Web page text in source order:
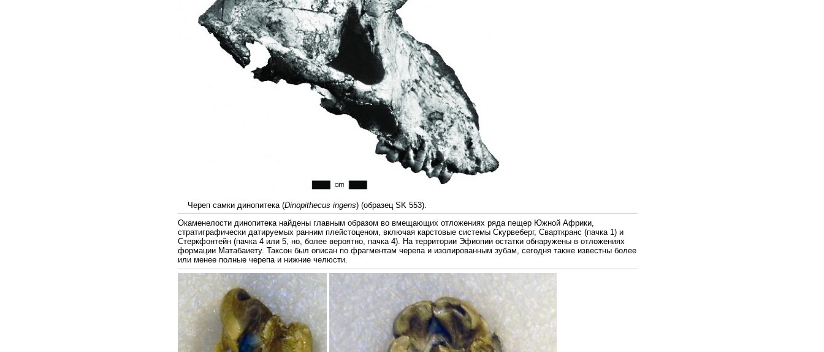
Череп самки динопитека (Dinopithecus ingens) (образец SK 553).
Окаменелости динопитека найдены главным образом во вмещающих отложениях ряда пещер Южной Африки,
стратиграфически датируемых ранним плейстоценом, включая карстовые системы Скурвеберг, Сварткранс (пачка 1) и
Стеркфонтейн (пачка 4 или 5, но, более вероятно, пачка 4). На территории Эфиопии остатки обнаружены в отложениях
формации Матабаиету. Таксон был описан по фрагментам черепа и изолированным зубам, сегодня также известны более
или менее полные черепа и нижние челюсти.